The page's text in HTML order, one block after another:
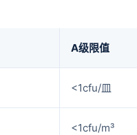
A级限值
<1cfu/皿
<1cfu/m³